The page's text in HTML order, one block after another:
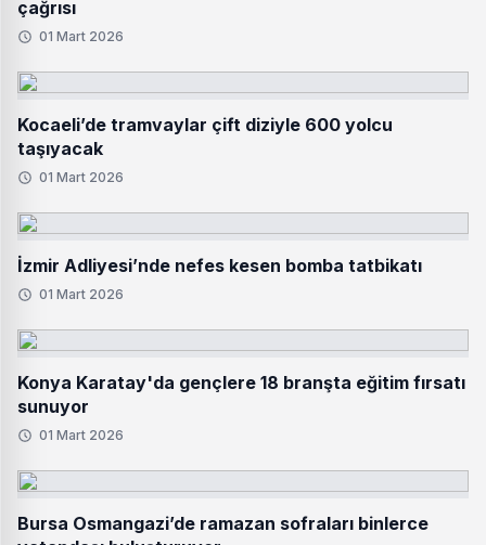
çağrısı
01 Mart 2026
Kocaeli’de tramvaylar çift diziyle 600 yolcu
taşıyacak
01 Mart 2026
İzmir Adliyesi’nde nefes kesen bomba tatbikatı
01 Mart 2026
Konya Karatay'da gençlere 18 branşta eğitim fırsatı
sunuyor
01 Mart 2026
Bursa Osmangazi’de ramazan sofraları binlerce